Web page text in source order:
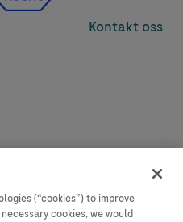
Kontakt oss
som er målsatt til en stor
eller gyldig i ditt land.
(“cookies”) to improve
cookies, we would